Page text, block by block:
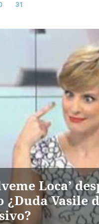
31
Loca’
Vasile